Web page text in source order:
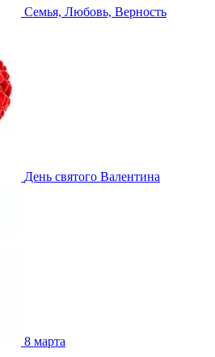
Семья, Любовь, Верность
День святого Валентина
8 марта